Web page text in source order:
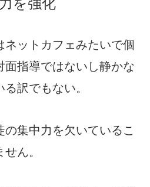
を強化
ネットカフェみたいで個
面指導ではないし静かな
訳でもない。
集中力を欠いているこ
ん。